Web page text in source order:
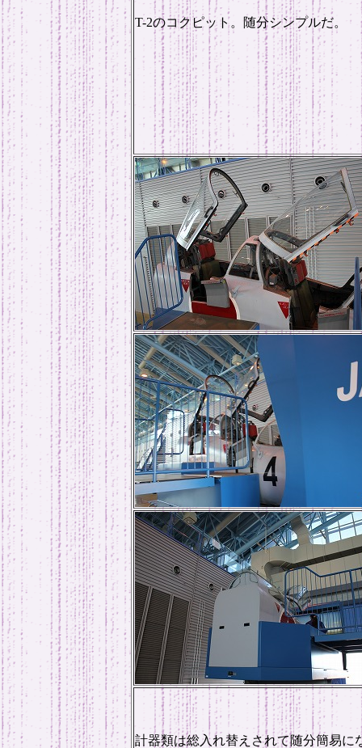
T-2のコクピット。随分シンプルだ。
計器類は総入れ替えされて随分簡易に